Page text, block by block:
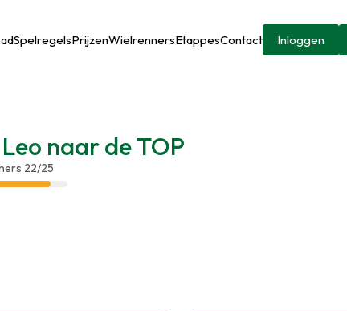
SpelregelsPrijzenWielrennersEtappesContact Inloggen
naar de TOP
22/25